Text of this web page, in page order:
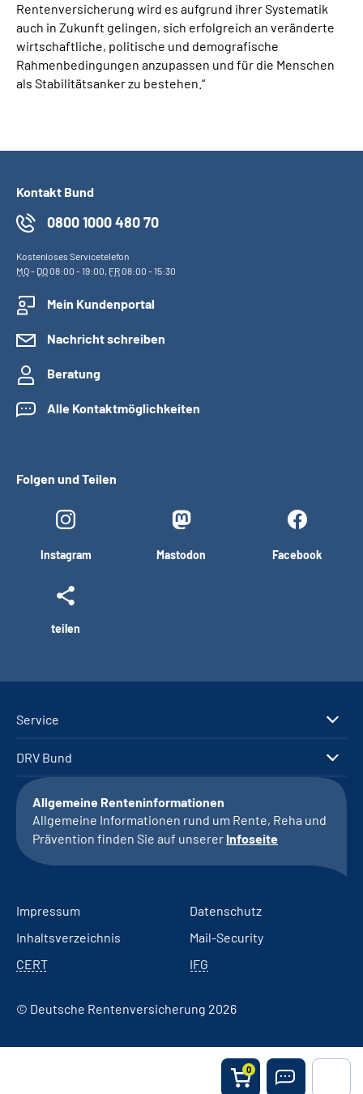
Rentenversicherung wird es aufgrund ihrer Systematik
auch in Zukunft gelingen, sich erfolgreich an veränderte
wirtschaftliche, politische und demografische
Rahmenbedingungen anzupassen und für die Menschen
als Stabilitätsanker zu bestehen.“
0
Kontakt Bund
0800 1000 480 70
Kostenloses Servicetelefon
MO- DO08:00 - 19:00, FR08:00 - 15:30
Mein Kundenportal
Nachricht schreiben
Beratung
Alle Kontaktmöglichkeiten
Folgen und Teilen
Instagram Mastodon Facebook
teilen
Service
DRV Bund
Allgemeine Renteninformationen
Allgemeine Informationen rund um Rente, Reha und
Prävention finden Sie auf unserer Infoseite
Impressum
Datenschutz
Inhaltsverzeichnis
Mail-Security
CERT
IFG
© Deutsche Rentenversicherung 2026